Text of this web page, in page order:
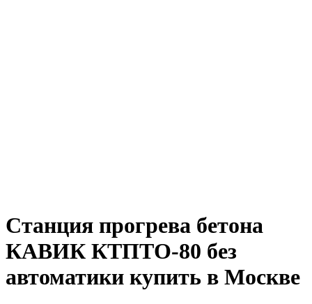
Станция прогрева бетона
КАВИК КТПТО-80 без
автоматики купить в Москве